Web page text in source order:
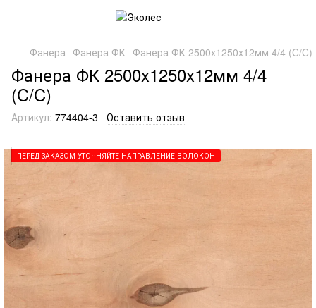
Фанера Фанера ФК Фанера ФК 2500x1250x12мм 4/4 (C/C)
Фанера ФК 2500x1250x12мм 4/4
(C/C)
Артикул: 774404-3 Оставить отзыв
ПЕРЕД ЗАКАЗОМ УТОЧНЯЙТЕ НАПРАВЛЕНИЕ ВОЛОКОН